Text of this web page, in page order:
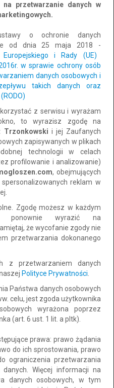
pożyczki.
Dodaj do schowka
z dwoma
idealna dla dwóch
lub dom +
Dodaj do schowka
przetwarzanie danych w
o ochronie danych
od dnia 25 maja 2018 -
Europejskiego i Rady (UE)
w sprawie ochrony osób
danych osobowych i
takich danych oraz
z serwisu i wyrażam
to wyrazisz zgodę na
Trzonkowski i jej Zaufanych
zapisywanych w plikach
technologii w celach
profilowanie i analizowanie)
, obejmujących
reklam w
Zgodę możesz w każdym
ponownie wyrazić na
że wycofanie zgody nie
przetwarzania dokonanego
z przetwarzaniem danych
Polityce Prywatności.
Państwa danych osobowych
celu, jest zgoda użytkownika
wyrażona poprzez
(art. 6 ust. 1 lit. a pltk).
prawa: prawo żądania
do ich sprostowania, prawo
ograniczenia przetwarzania
Więcej informacji na
danych osobowych, w tym